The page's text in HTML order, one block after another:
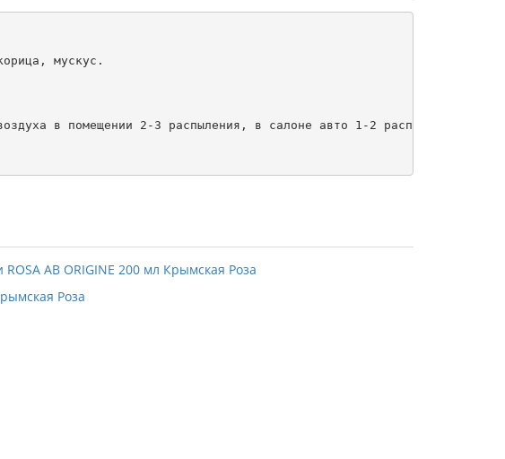
мускус.
в помещении 2-3 распыления, в салоне авто 1-2 распыления. Не
Роза